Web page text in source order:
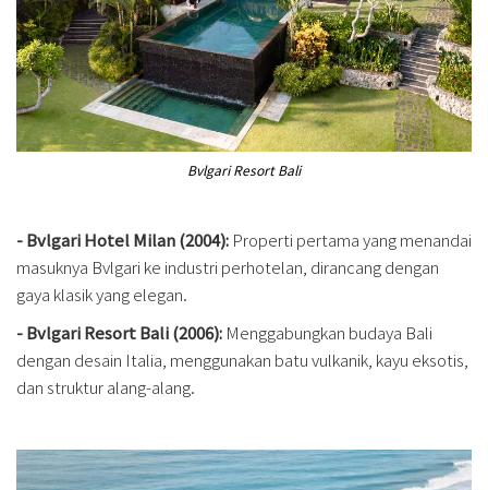
Bvlgari Resort Bali
- Bvlgari Hotel Milan (2004): Properti pertama yang menandai
masuknya Bvlgari ke industri perhotelan, dirancang dengan
gaya klasik yang elegan.
- Bvlgari Resort Bali (2006): Menggabungkan budaya Bali
dengan desain Italia, menggunakan batu vulkanik, kayu eksotis,
dan struktur alang-alang.